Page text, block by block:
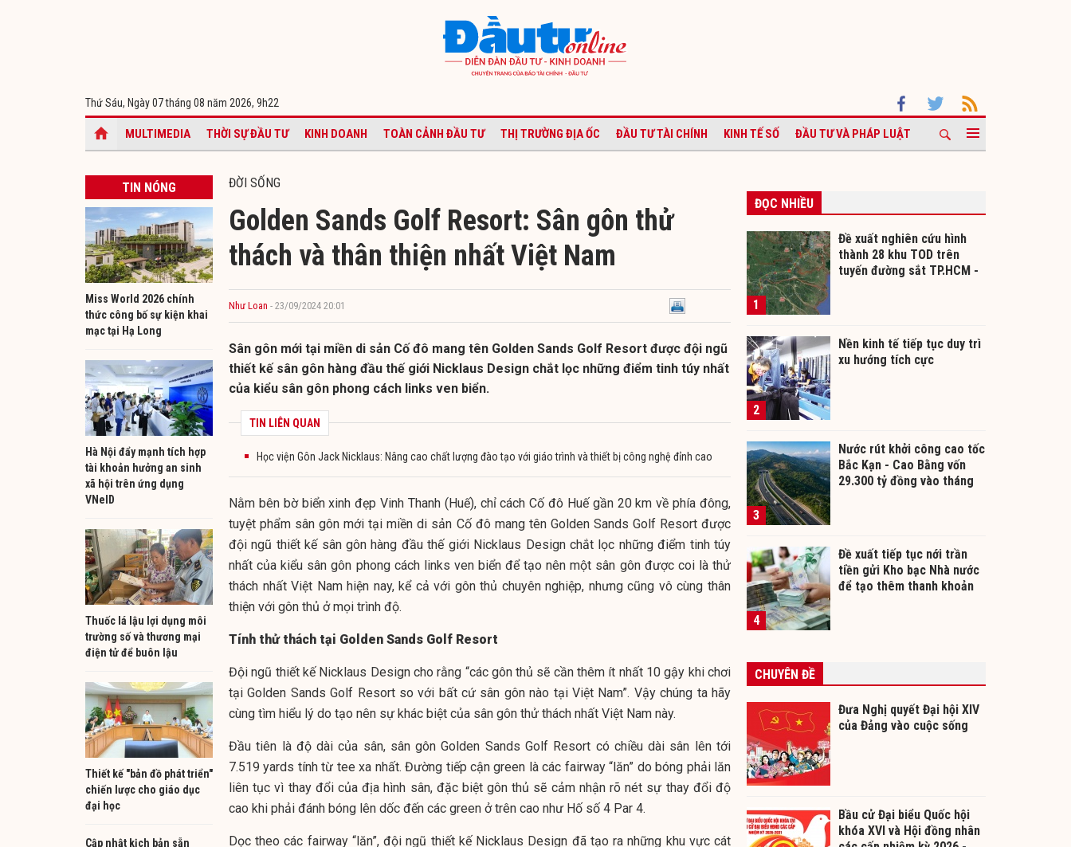
Thứ Sáu, Ngày 07 tháng 08 năm 2026, 9h22
MULTIMEDIA THỜI SỰ ĐẦU TƯ KINH DOANH TOÀN CẢNH ĐẦU TƯ THỊ TRƯỜNG ĐỊA ỐC ĐẦU TƯ TÀI CHÍNH KINH TẾ SỐ ĐẦU TƯ VÀ PHÁP LUẬT
TIN NÓNG
Miss World 2026 chính
thức công bố sự kiện khai
mạc tại Hạ Long
Hà Nội đẩy mạnh tích hợp
tài khoản hưởng an sinh
xã hội trên ứng dụng
VNeID
Thuốc lá lậu lợi dụng môi
trường số và thương mại
điện tử để buôn lậu
Thiết kế "bản đồ phát triển"
chiến lược cho giáo dục
đại học
Cập nhật kịch bản sẵn
ĐỜI SỐNG
Golden Sands Golf Resort: Sân gôn thử
thách và thân thiện nhất Việt Nam
Như Loan - 23/09/2024 20:01
Sân gôn mới tại miền di sản Cố đô mang tên Golden Sands Golf Resort được đội ngũ
thiết kế sân gôn hàng đầu thế giới Nicklaus Design chắt lọc những điểm tinh túy nhất
của kiểu sân gôn phong cách links ven biển.
TIN LIÊN QUAN
Học viện Gôn Jack Nicklaus: Nâng cao chất lượng đào tạo với giáo trình và thiết bị công nghệ đỉnh cao
Nằm bên bờ biển xinh đẹp Vinh Thanh (Huế), chỉ cách Cố đô Huế gần 20 km về phía đông,
tuyệt phẩm sân gôn mới tại miền di sản Cố đô mang tên Golden Sands Golf Resort được
đội ngũ thiết kế sân gôn hàng đầu thế giới Nicklaus Design chắt lọc những điểm tinh túy
nhất của kiểu sân gôn phong cách links ven biển để tạo nên một sân gôn được coi là thử
thách nhất Việt Nam hiện nay, kể cả với gôn thủ chuyên nghiệp, nhưng cũng vô cùng thân
thiện với gôn thủ ở mọi trình độ.
Tính thử thách tại Golden Sands Golf Resort
Đội ngũ thiết kế Nicklaus Design cho rằng “các gôn thủ sẽ cần thêm ít nhất 10 gậy khi chơi
tại Golden Sands Golf Resort so với bất cứ sân gôn nào tại Việt Nam”. Vậy chúng ta hãy
cùng tìm hiểu lý do tạo nên sự khác biệt của sân gôn thử thách nhất Việt Nam này.
Đầu tiên là độ dài của sân, sân gôn Golden Sands Golf Resort có chiều dài sân lên tới
7.519 yards tính từ tee xa nhất. Đường tiếp cận green là các fairway “lăn” do bóng phải lăn
liên tục vì thay đổi của địa hình sân, đặc biệt gôn thủ sẽ cảm nhận rõ nét sự thay đổi độ
cao khi phải đánh bóng lên dốc đến các green ở trên cao như Hố số 4 Par 4.
Dọc theo các fairway “lăn”, đội ngũ thiết kế Nicklaus Design đã tạo ra những khu vực cát
ĐỌC NHIỀU
1
Đề xuất nghiên cứu hình
thành 28 khu TOD trên
tuyến đường sắt TP.HCM -
2
Nền kinh tế tiếp tục duy trì
xu hướng tích cực
3
Nước rút khởi công cao tốc
Bắc Kạn - Cao Bằng vốn
29.300 tỷ đồng vào tháng
4
Đề xuất tiếp tục nới trần
tiền gửi Kho bạc Nhà nước
để tạo thêm thanh khoản
CHUYÊN ĐỀ
Đưa Nghị quyết Đại hội XIV
của Đảng vào cuộc sống
Bầu cử Đại biểu Quốc hội
khóa XVI và Hội đồng nhân